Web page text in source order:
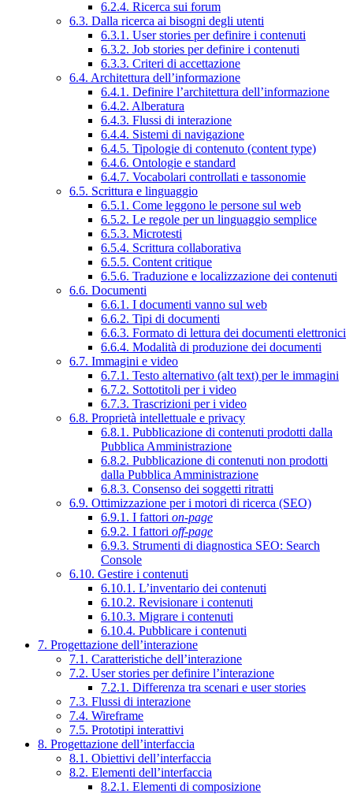
6.2.4. Ricerca sui forum
6.3. Dalla ricerca ai bisogni degli utenti
6.3.1. User stories per definire i contenuti
6.3.2. Job stories per definire i contenuti
6.3.3. Criteri di accettazione
6.4. Architettura dell’informazione
6.4.1. Definire l’architettura dell’informazione
6.4.2. Alberatura
6.4.3. Flussi di interazione
6.4.4. Sistemi di navigazione
6.4.5. Tipologie di contenuto (content type)
6.4.6. Ontologie e standard
6.4.7. Vocabolari controllati e tassonomie
6.5. Scrittura e linguaggio
6.5.1. Come leggono le persone sul web
6.5.2. Le regole per un linguaggio semplice
6.5.3. Microtesti
6.5.4. Scrittura collaborativa
6.5.5. Content critique
6.5.6. Traduzione e localizzazione dei contenuti
6.6. Documenti
6.6.1. I documenti vanno sul web
6.6.2. Tipi di documenti
6.6.3. Formato di lettura dei documenti elettronici
6.6.4. Modalità di produzione dei documenti
6.7. Immagini e video
6.7.1. Testo alternativo (alt text) per le immagini
6.7.2. Sottotitoli per i video
6.7.3. Trascrizioni per i video
6.8. Proprietà intellettuale e privacy
6.8.1. Pubblicazione di contenuti prodotti dalla
Pubblica Amministrazione
6.8.2. Pubblicazione di contenuti non prodotti
dalla Pubblica Amministrazione
6.8.3. Consenso dei soggetti ritratti
6.9. Ottimizzazione per i motori di ricerca (SEO)
6.9.1. I fattori on-page
6.9.2. I fattori off-page
6.9.3. Strumenti di diagnostica SEO: Search
Console
6.10. Gestire i contenuti
6.10.1. L’inventario dei contenuti
6.10.2. Revisionare i contenuti
6.10.3. Migrare i contenuti
6.10.4. Pubblicare i contenuti
7. Progettazione dell’interazione
7.1. Caratteristiche dell’interazione
7.2. User stories per definire l’interazione
7.2.1. Differenza tra scenari e user stories
7.3. Flussi di interazione
7.4. Wireframe
7.5. Prototipi interattivi
8. Progettazione dell’interfaccia
8.1. Obiettivi dell’interfaccia
8.2. Elementi dell’interfaccia
8.2.1. Elementi di composizione